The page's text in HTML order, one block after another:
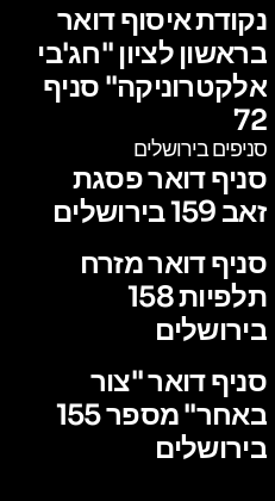
נקודת איסוף דואר
בראשון לציון "חג'בי
אלקטרוניקה" סניף
72
סניפים בירושלים
סניף דואר פסגת
זאב 159 בירושלים
סניף דואר מזרח
תלפיות 158
בירושלים
סניף דואר "צור
באחר" מספר 155
בירושלים